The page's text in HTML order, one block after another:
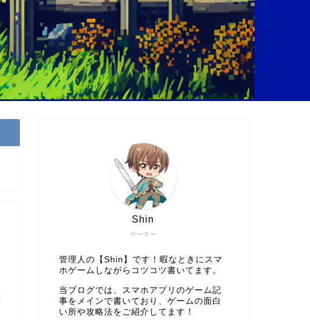
ゲーマー
Shin
管理人の【Shin】です！暇なときにスマ
ホゲームしながらコツコツ書いてます。
当ブログでは、スマホアプリのゲーム記
事をメインで書いており、ゲームの面白
い所や攻略法をご紹介してます！